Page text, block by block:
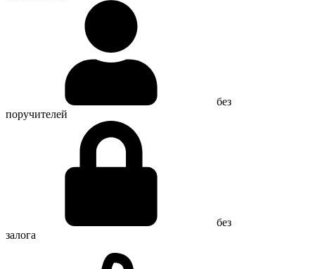
без
поручителей
без
залога